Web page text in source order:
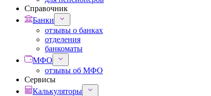
Справочник
Банки
отзывы о банках
отделения
банкоматы
МФО
отзывы об МФО
Сервисы
Калькуляторы